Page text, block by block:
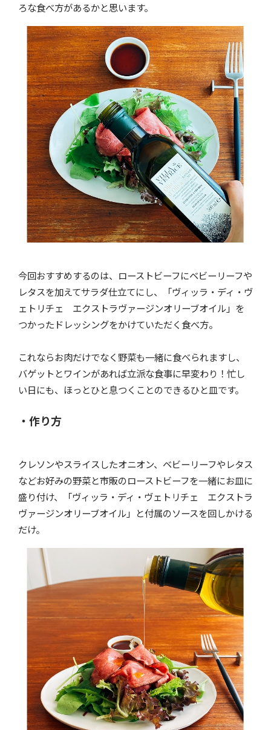
ろな食べ方があるかと思います。
今回おすすめするのは、ローストビーフにベビーリーフや
レタスを加えてサラダ仕立てにし、「ヴィッラ・ディ・ヴ
ェトリチェ エクストラヴァージンオリーブオイル」を
つかったドレッシングをかけていただく食べ方。
これならお肉だけでなく野菜も一緒に食べられますし、
バゲットとワインがあれば立派な食事に早変わり！忙し
い日にも、ほっとひと息つくことのできるひと皿です。
・作り方
クレソンやスライスしたオニオン、ベビーリーフやレタス
などお好みの野菜と市販のローストビーフを一緒にお皿に
盛り付け、「ヴィッラ・ディ・ヴェトリチェ エクストラ
ヴァージンオリーブオイル」と付属のソースを回しかける
だけ。